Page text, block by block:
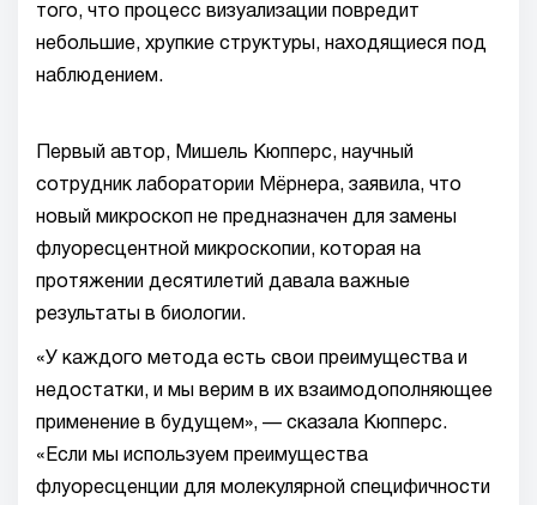
того, что процесс визуализации повредит
небольшие, хрупкие структуры, находящиеся под
наблюдением.
Первый автор, Мишель Кюпперс, научный
сотрудник лаборатории Мёрнера, заявила, что
новый микроскоп не предназначен для замены
флуоресцентной микроскопии, которая на
протяжении десятилетий давала важные
результаты в биологии.
«У каждого метода есть свои преимущества и
недостатки, и мы верим в их взаимодополняющее
применение в будущем», — сказала Кюпперс.
«Если мы используем преимущества
флуоресценции для молекулярной специфичности